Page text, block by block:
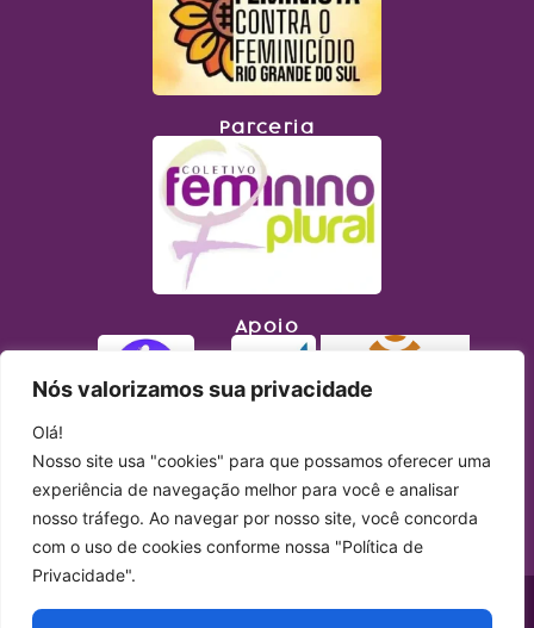
Nós valorizamos sua privacidade
Olá!
Nosso site usa "cookies" para que possamos oferecer uma
experiência de navegação melhor para você e analisar
nosso tráfego. Ao navegar por nosso site, você concorda
com o uso de cookies conforme nossa "Política de
Privacidade".
Parceria
Apoio